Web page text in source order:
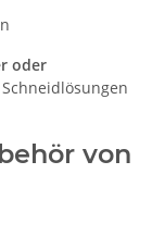
oder
von